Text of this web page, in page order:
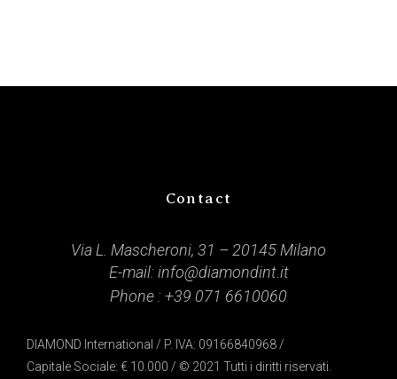
Contact
Via L. Mascheroni, 31 – 20145 Milano
E-mail: info@diamondint.it
Phone : +39 071 6610060
DIAMOND International / P. IVA: 09166840968 /
Capitale Sociale: € 10.000 / © 2021 Tutti i diritti riservati.